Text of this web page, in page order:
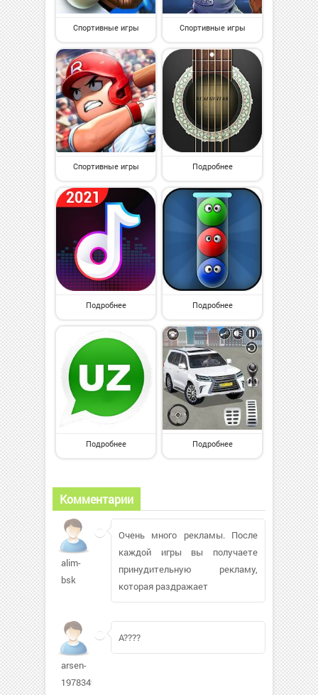
Спортивные игры Спортивные игры
Спортивные игры Подробнее
Подробнее Подробнее
Подробнее Подробнее
Комментарии
alim-
bsk
Очень много рекламы. После
каждой игры вы получаете
принудительную рекламу,
которая раздражает
arsen-
1978349
A????